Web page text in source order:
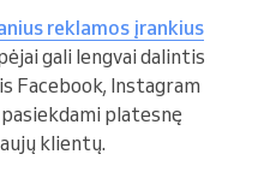
reklamos įrankius
gali lengvai dalintis
Facebook, Instagram
platesnę
klientų.